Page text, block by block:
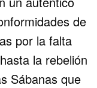
de
por la falta
la rebelión
Sábanas que